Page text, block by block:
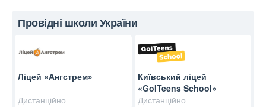
Провідні школи України
Ліцей «Ангстрем»
Дистанційно
Київський ліцей
«GoITeens School»
Дистанційно